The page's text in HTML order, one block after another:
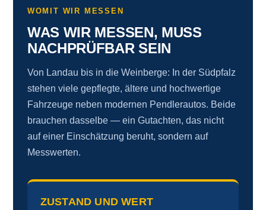
WOMIT WIR MESSEN
WAS WIR MESSEN, MUSS
NACHPRÜFBAR SEIN
Von Landau bis in die Weinberge: In der Südpfalz
stehen viele gepflegte, ältere und hochwertige
Fahrzeuge neben modernen Pendlerautos. Beide
brauchen dasselbe — ein Gutachten, das nicht
auf einer Einschätzung beruht, sondern auf
Messwerten.
ZUSTAND UND WERT